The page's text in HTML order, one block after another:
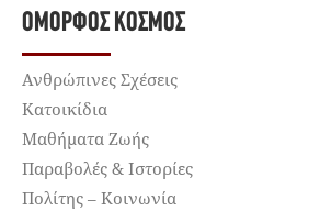
ΌΜΟΡΦΟΣ ΚΌΣΜΟΣ
Ανθρώπινες Σχέσεις
Κατοικίδια
Μαθήματα Ζωής
Παραβολές & Ιστορίες
Πολίτης – Κοινωνία